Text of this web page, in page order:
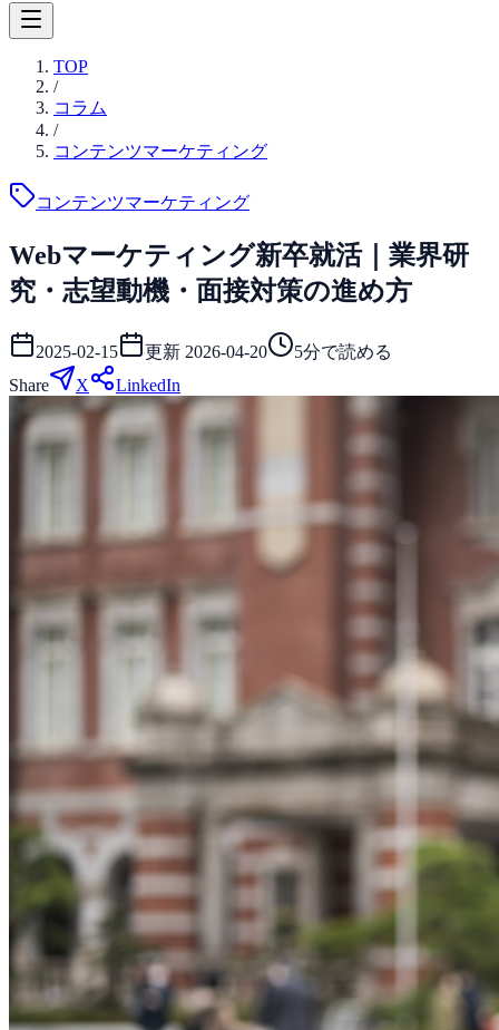
TOP
/
コラム
/
コンテンツマーケティング
コンテンツマーケティング
Webマーケティング新卒就活｜業界研
究・志望動機・面接対策の進め方
2025-02-15 更新 2026-04-20 5分で読める
Share
X LinkedIn